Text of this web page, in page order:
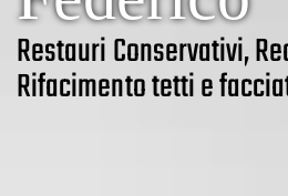
Restauri Conservativi,
Rifacimento tetti e